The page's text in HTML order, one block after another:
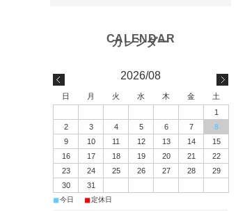
2026/08
日 月 火 水 木 金
土
1
2
3 4 5 6 7
8
9
10 11 12 13 14
15
16
17 18 19 20 21
22
23
24 25 26 27 28
29
30
31
■今日 ■定休日